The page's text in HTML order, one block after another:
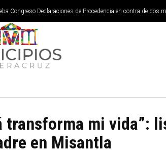
Congreso Declaraciones de Procedencia en contra de dos
transforma mi vida”:
en Misantla